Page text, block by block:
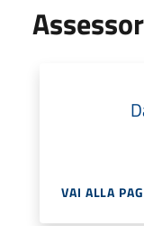
VAI ALLA